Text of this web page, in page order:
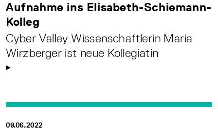
Aufnahme ins Elisabeth-Schiemann-
Kolleg
Cyber Valley Wissenschaftlerin Maria
Wirzberger ist neue Kollegiatin
09.06.2022